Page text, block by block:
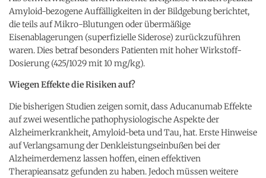
Amyloid-bezogene Auffälligkeiten in der Bildgebung berichtet,
die teils auf Mikro-Blutungen oder übermäßige
Eisenablagerungen (superfizielle Siderose) zurückzuführen
waren. Dies betraf besonders Patienten mit hoher Wirkstoff-
Dosierung (425/1029 mit 10 mg/kg).
Wiegen Effekte die Risiken auf?
Die bisherigen Studien zeigen somit, dass Aducanumab Effekte
auf zwei wesentliche pathophysiologische Aspekte der
Alzheimerkrankheit, Amyloid-beta und Tau, hat. Erste Hinweise
auf Verlangsamung der Denkleistungseinbußen bei der
Alzheimerdemenz lassen hoffen, einen effektiven
Therapieansatz gefunden zu haben. Jedoch müssen weitere